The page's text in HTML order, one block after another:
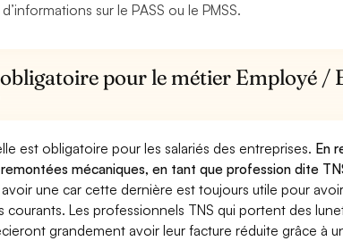
sur le PASS ou le PMSS.
pour le métier Employé /
est obligatoire pour les salariés des entreprises. En
mécaniques, en tant que profession dite
une car cette dernière est toujours utile pour
Les professionnels TNS qui portent des
grandement avoir leur facture réduite grâce à